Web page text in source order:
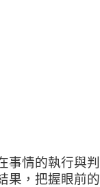
事情的執行與判
果，把握眼前的